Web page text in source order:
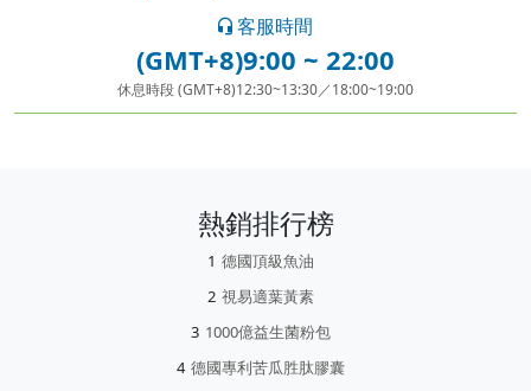
客服時間
(GMT+8)9:00 ~ 22:00
休息時段 (GMT+8)12:30~13:30／18:00~19:00
熱銷排行榜
德國頂級魚油
視易適葉黃素
1000億益生菌粉包
德國專利苦瓜胜肽膠囊